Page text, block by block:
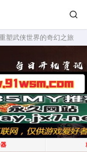
塑武侠世界的奇幻之旅